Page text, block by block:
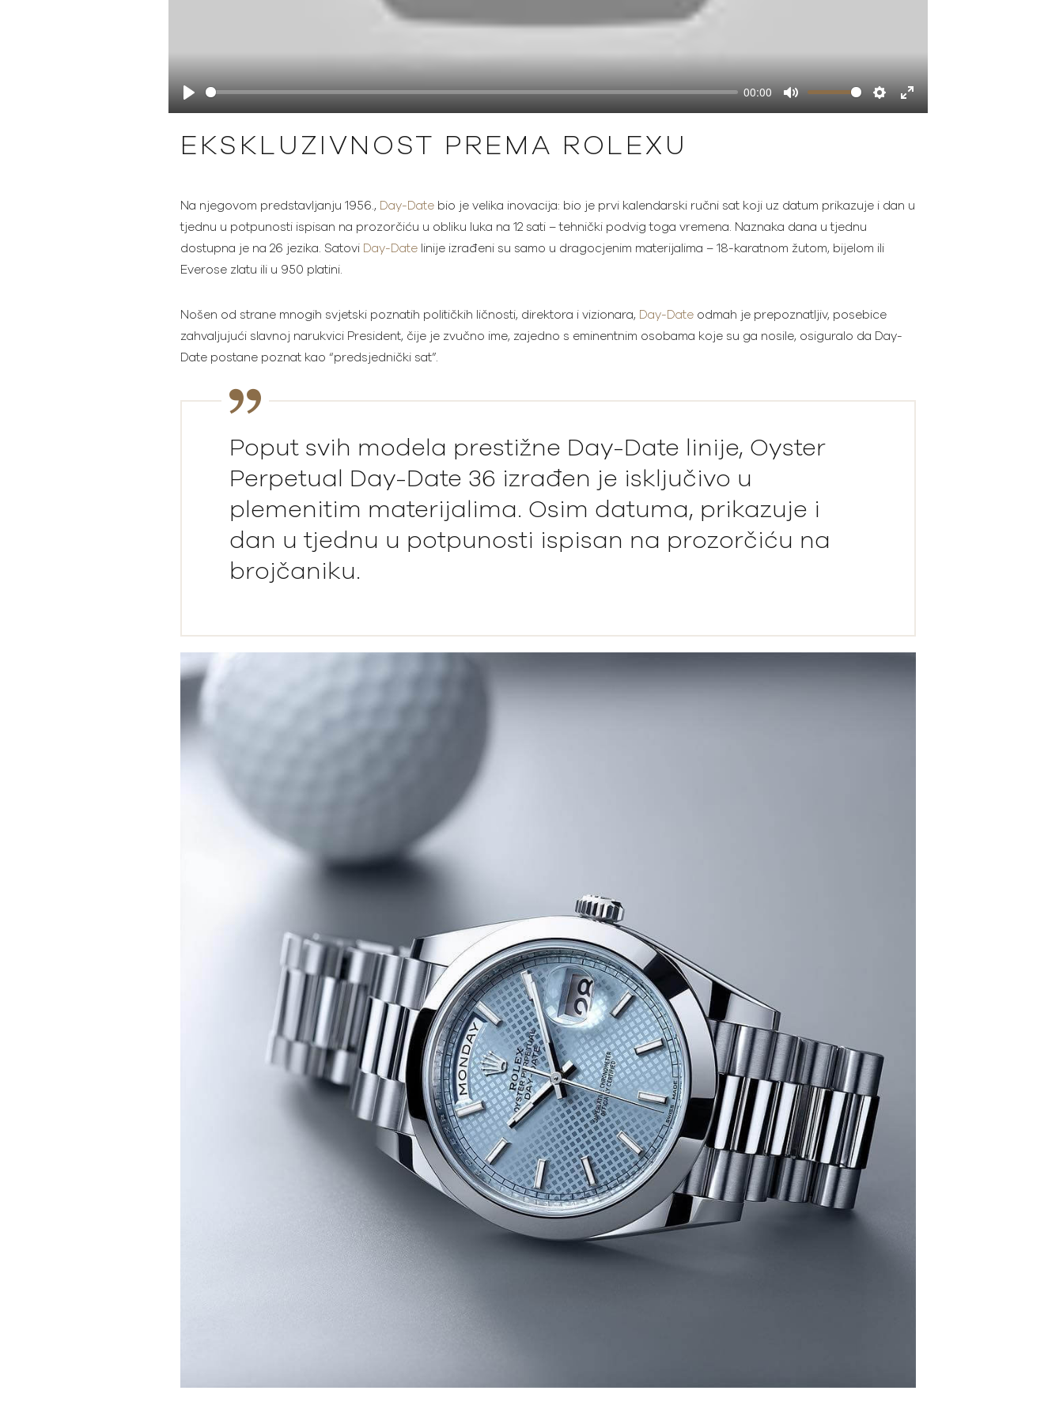
00:00
EKSKLUZIVNOST PREMA ROLEXU
Na njegovom predstavljanju 1956., Day-Datebio je velika inovacija: bio je prvi kalendarski ručni sat koji uz datum prikazuje i dan u
tjednu u potpunosti ispisan na prozorčiću u obliku luka na 12 sati – tehnički podvig toga vremena. Naznaka dana u tjednu
dostupna je na 26 jezika. Satovi Day-Datelinije izrađeni su samo u dragocjenim materijalima – 18-karatnom žutom, bijelom ili
Everose zlatu ili u 950 platini.
Nošen od strane mnogih svjetski poznatih političkih ličnosti, direktora i vizionara, Day-Date odmah je prepoznatljiv, posebice
zahvaljujući slavnoj narukvici President, čije je zvučno ime, zajedno s eminentnim osobama koje su ga nosile, osiguralo da Day-
Date postane poznat kao “predsjednički sat”.
Poput svih modela prestižne Day-Date linije, Oyster
Perpetual Day-Date 36 izrađen je isključivo u
plemenitim materijalima. Osim datuma, prikazuje i
dan u tjednu u potpunosti ispisan na prozorčiću na
brojčaniku.